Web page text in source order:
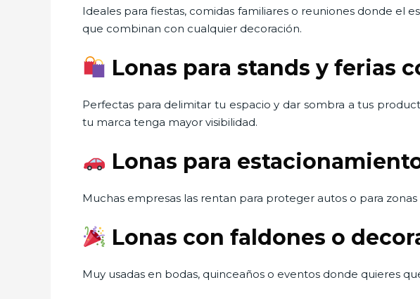
Ideales para fiestas, comidas familiares o reuniones donde el
que combinan con cualquier decoración.
Lonas para stands y ferias
Perfectas para delimitar tu espacio y dar sombra a tus
tu marca tenga mayor visibilidad.
Lonas para
Muchas empresas las rentan para proteger autos o para
Lonas con faldones o
Muy usadas en bodas, quinceaños o eventos donde quieres